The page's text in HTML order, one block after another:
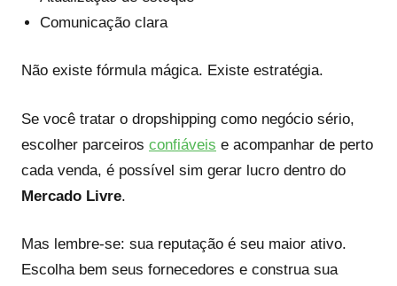
Comunicação clara
Não existe fórmula mágica. Existe estratégia.
Se você tratar o dropshipping como negócio sério,
escolher parceiros confiáveis e acompanhar de perto
cada venda, é possível sim gerar lucro dentro do
Mercado Livre.
Mas lembre-se: sua reputação é seu maior ativo.
Escolha bem seus fornecedores e construa sua